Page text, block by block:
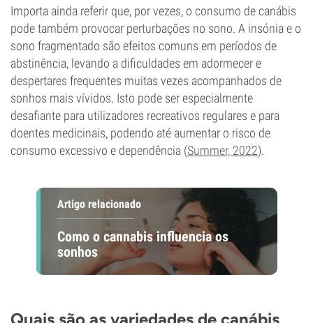
Importa ainda referir que, por vezes, o consumo de canábis
pode também provocar perturbações no sono. A insónia e o
sono fragmentado são efeitos comuns em períodos de
abstinência, levando a dificuldades em adormecer e
despertares frequentes muitas vezes acompanhados de
sonhos mais vívidos. Isto pode ser especialmente
desafiante para utilizadores recreativos regulares e para
doentes medicinais, podendo até aumentar o risco de
consumo excessivo e dependência (Summer, 2022).
Artigo relacionado
Como o cannabis influencia os
sonhos